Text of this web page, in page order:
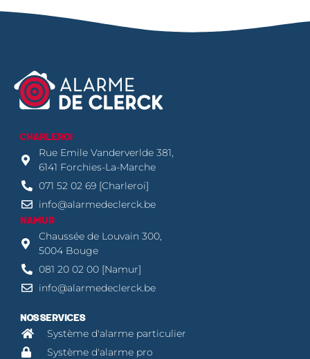
CHARLEROI
Rue Emile Vanderverlde 381,
6141 Forchies-La-Marche
071 52 02 69 [Charleroi]
info@alarmedeclerck.be
NAMUR
Chaussée de Louvain 300,
5004 Bouge
081 20 02 00 [Namur]
info@alarmedeclerck.be
NOS SERVICES
Système d'alarme particulier
Système d'alarme pro